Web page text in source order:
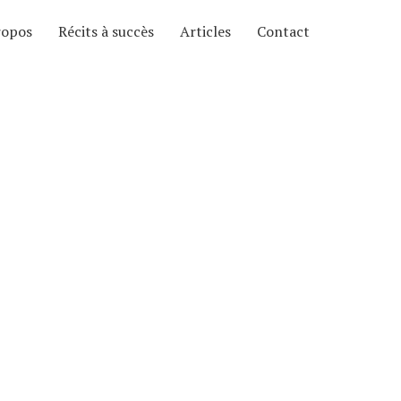
Récits à succès Articles Contact